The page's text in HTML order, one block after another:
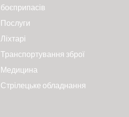
боєприпасів
Послуги
Ліхтарі
Транспортування зброї
Медицина
Стрілецьке обладнання